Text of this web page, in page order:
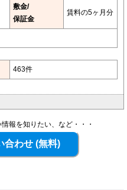
敷金/
保証金
賃料の5ヶ月分
463件
報を知りたい、など・・・